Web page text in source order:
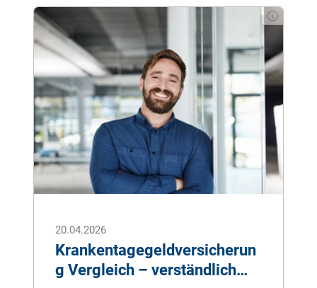
finanzielle Stütze und stellt eine sinnvolle
Ergänzung zum gesetzlichen
Krankengeld dar.
20.04.2026
Krankentagegeldversicherun
g Vergleich – verständlich